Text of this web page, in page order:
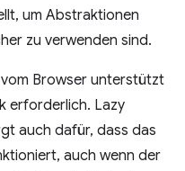
um Abstraktionen
zu verwenden sind.
Browser unterstützt
erforderlich. Lazy
auch dafür, dass das
auch wenn der